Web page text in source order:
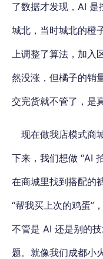
了数据才发现，AI 是
城北，当时城北的橙
上调整了算法，加入
然没涨，但橘子的销
交完货就不管了，是
现在做我店模式商
下来，我们想做 “AI
在商城里找到搭配的
“帮我买上次的鸡蛋”
不管是 AI 还是别的
题。就像我们成都小